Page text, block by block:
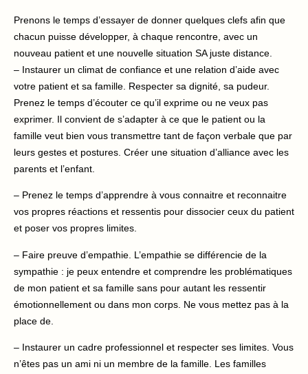
Prenons le temps d’essayer de donner quelques clefs afin que
chacun puisse développer, à chaque rencontre, avec un
nouveau patient et une nouvelle situation SA juste distance.
– Instaurer un climat de confiance et une relation d’aide avec
votre patient et sa famille. Respecter sa dignité, sa pudeur.
Prenez le temps d’écouter ce qu’il exprime ou ne veux pas
exprimer. Il convient de s’adapter à ce que le patient ou la
famille veut bien vous transmettre tant de façon verbale que par
leurs gestes et postures. Créer une situation d’alliance avec les
parents et l’enfant.
– Prenez le temps d’apprendre à vous connaitre et reconnaitre
vos propres réactions et ressentis pour dissocier ceux du patient
et poser vos propres limites.
– Faire preuve d’empathie. L’empathie se différencie de la
sympathie : je peux entendre et comprendre les problématiques
de mon patient et sa famille sans pour autant les ressentir
émotionnellement ou dans mon corps. Ne vous mettez pas à la
place de.
– Instaurer un cadre professionnel et respecter ses limites. Vous
n’êtes pas un ami ni un membre de la famille. Les familles